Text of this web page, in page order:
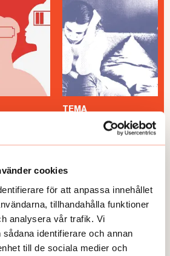
cookies
för att anpassa innehållet
tillhandahålla funktioner
analysera vår trafik. Vi
identifierare och annan
till de sociala medier och
–
TEMA
TEMA Konstant